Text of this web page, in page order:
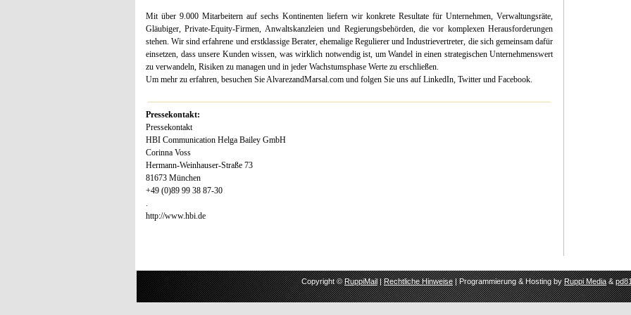
Mit über 9.000 Mitarbeitern auf sechs Kontinenten liefern wir konkrete Resultate für Unternehmen, Verwaltungsräte,
Gläubiger, Private-Equity-Firmen, Anwaltskanzleien und Regierungsbehörden, die vor komplexen Herausforderungen
stehen. Wir sind erfahrene und erstklassige Berater, ehemalige Regulierer und Industrievertreter, die sich gemeinsam dafür
einsetzen, dass unsere Kunden wissen, was wirklich notwendig ist, um Wandel in einen strategischen Unternehmenswert
zu verwandeln, Risiken zu managen und in jeder Wachstumsphase Werte zu erschließen.
Um mehr zu erfahren, besuchen Sie AlvarezandMarsal.com und folgen Sie uns auf LinkedIn, Twitter und Facebook.
Pressekontakt:
Pressekontakt
HBI Communication Helga Bailey GmbH
Corinna Voss
Hermann-Weinhauser-Straße 73
81673 München
+49 (0)89 99 38 87-30
.
http://www.hbi.de
Copyright ©RuppiMail|Rechtliche Hinweise| Programmierung & Hosting byRuppi Media&